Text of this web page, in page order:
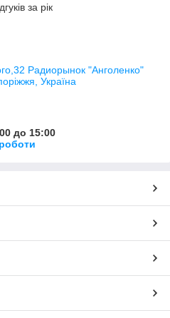
за рік
Радиорынок "Анголенко"
Україна
до 15:00